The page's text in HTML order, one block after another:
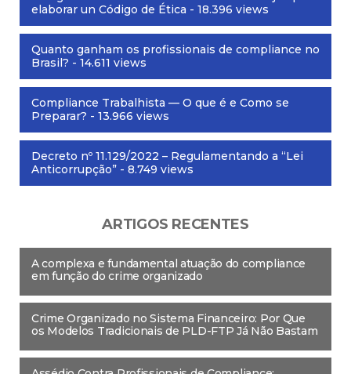
Quanto ganham os profissionais de compliance no
Compliance Trabalhista — O que é e Como se
Decreto nº 11.129/2022 – Regulamentando a “Lei
ARTIGOS RECENTES
A complexa e fundamental atuação do compliance
Crime Organizado no Sistema Financeiro: Por Que
Assédio Contra Profissionais de Compliance: